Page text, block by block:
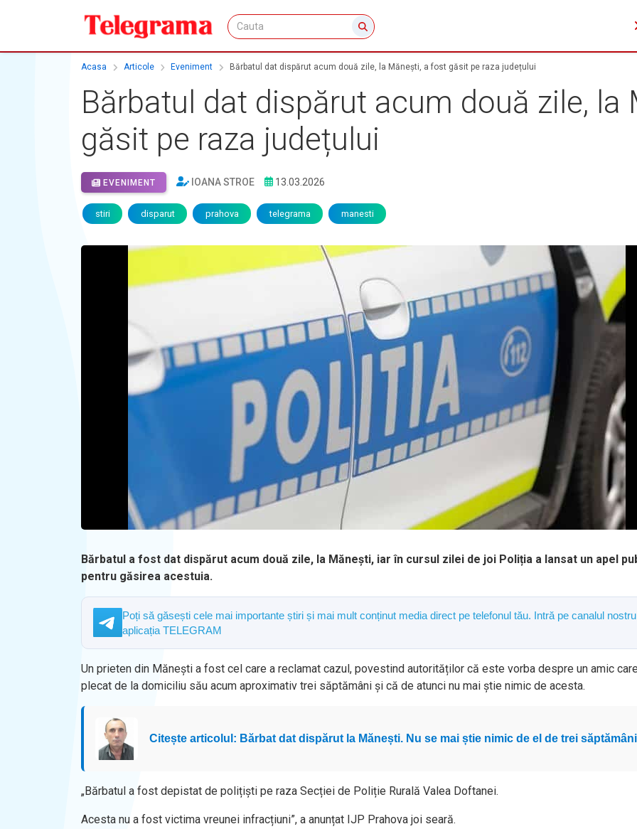
Acasa Articole Eveniment Bărbatul dat dispărut acum două zile, la Mănești, a fost găsit pe raza județului
Bărbatul dat dispărut acum două zile, la
găsit pe raza județului
EVENIMENT IOANA STROE 13.03.2026
stiri disparut prahova telegrama manesti
Bărbatul a fost dat dispărut acum două zile, la Mănești, iar în cursul zilei de joi Poliția a lansat un apel
pentru găsirea acestuia.
Poți să găsești cele mai importante știri și mai mult conținut media direct pe telefonul tău. Intră pe canalul
aplicația TELEGRAM
Un prieten din Mănești a fost cel care a reclamat cazul, povestind autorităților că este vorba despre un amic
plecat de la domiciliu său acum aproximativ trei săptămâni și că de atunci nu mai știe nimic de acesta.
Citește articolul: Bărbat dat dispărut la Mănești. Nu se mai știe nimic de el de trei săptămâni
„Bărbatul a fost depistat de polițiști pe raza Secției de Poliție Rurală Valea Doftanei.
Acesta nu a fost victima vreunei infracțiuni”, a anunțat IJP Prahova joi seară.